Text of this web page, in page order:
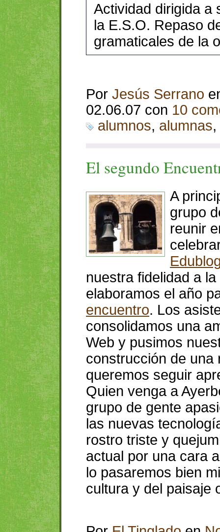
Actividad dirigida a
la E.S.O. Repaso
gramaticales de la
Por Jesús Serrano
02.06.07 con 10
alumnos, alumnas,
El segundo
A
grupo
reunir
nuestra fidelidad a la
elaboramos el año
encuentro. Los
consolidamos una
Web y pusimos
construcción de una
queremos seguir
Quien venga a
grupo de gente
las nuevas
rostro triste y
actual por una cara
lo pasaremos bien
cultura y del paisaje